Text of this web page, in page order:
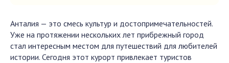
Анталия — это смесь культур и достопримечательностей.
Уже на протяжении нескольких лет прибрежный город
стал интересным местом для путешествий для любителей
истории. Сегодня этот курорт привлекает туристов